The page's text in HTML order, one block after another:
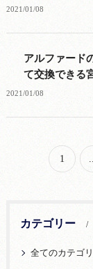
2021/01/08
アルファード
て交換できる
2021/01/08
1
カテゴリー
全てのカテゴ